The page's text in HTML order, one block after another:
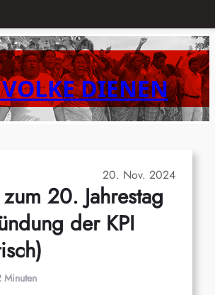
DIENEN
20. Nov. 2024
20. Jahrestag
der KPI
Minuten